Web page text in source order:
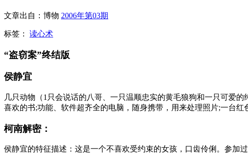
文章出自：博物 2006年第03期
标签： 读心术
“盗窃案”终结版
侯静宜
几只动物（1只会说话的八哥、一只温顺忠实的黄毛狼狗和一只可爱
喜欢的书;功能、软件超齐全的电脑，随身携带，用来处理照片;一台红
柯南解密：
侯静宜的特征描述：这是一个不喜欢受约束的女孩，口齿伶俐。参加